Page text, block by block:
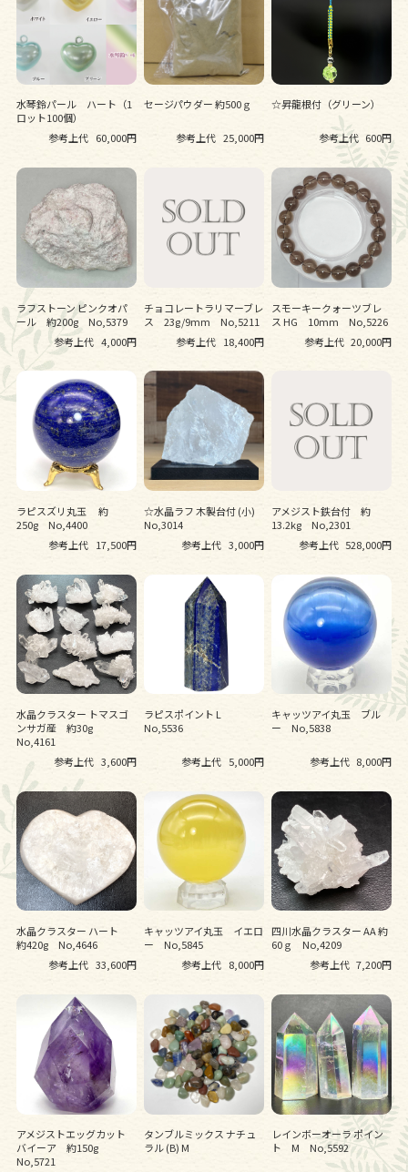
水琴鈴パール ハート（1
ロット100個）
参考上代 60,000円
セージパウダー 約500ｇ
参考上代 25,000円
☆昇龍根付（グリーン）
参考上代 600円
ラフストーン ピンクオパ
ール 約200g No,5379
参考上代 4,000円
チョコレートラリマーブレ
ス 23g/9mm No,5211
参考上代 18,400円
スモーキークォーツブレ
ス HG 10mm No,5226
参考上代 20,000円
ラピスズリ丸玉 約
250g No,4400
参考上代 17,500円
☆水晶ラフ 木製台付 (小)
No,3014
参考上代 3,000円
アメジスト鉄台付 約
13.2kg No,2301
参考上代 528,000円
水晶クラスター トマスゴ
ンサガ産 約30g
No,4161
参考上代 3,600円
ラピスポイント L
No,5536
参考上代 5,000円
キャッツアイ丸玉 ブル
ー No,5838
参考上代 8,000円
水晶クラスター ハート
約420g No,4646
参考上代 33,600円
キャッツアイ丸玉 イエロ
ー No,5845
参考上代 8,000円
四川水晶クラスター AA 約
60ｇ No,4209
参考上代 7,200円
アメジストエッグカット
バイーア 約150g
No,5721
タンブルミックス ナチュ
ラル (B) M
レインボーオーラ ポイン
ト M No,5592